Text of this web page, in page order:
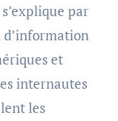
par
et
internautes
les